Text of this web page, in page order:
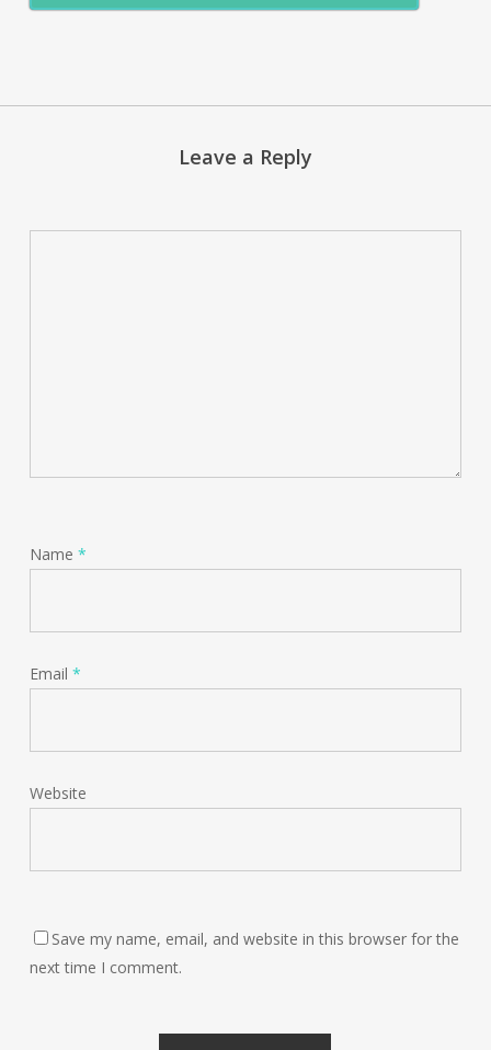
Leave a Reply
Name *
Email *
Website
Save my name, email, and website in this browser for the
next time I comment.